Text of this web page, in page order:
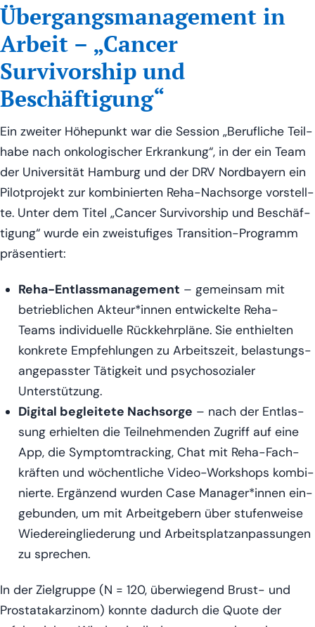
Übergangsmanagement in
Arbeit – „Cancer
Survivorship und
Beschäftigung“
Ein zwei­ter Höhe­punkt war die Ses­si­on „Beruf­li­che Teil­
ha­be nach onko­lo­gi­scher Erkran­kung“, in der ein Team
der Uni­ver­si­tät Ham­burg und der DRV Nord­bay­ern ein
Pilot­pro­jekt zur kom­bi­nier­ten Reha-Nach­sor­ge vor­stell­
te. Unter dem Titel „Can­cer Sur­vi­vor­ship und Beschäf­
ti­gung“ wur­de ein zwei­stu­fi­ges Tran­si­ti­on-Pro­gramm
präsentiert:
Reha-Ent­lass­ma­nage­ment – gemein­sam mit
betrieb­li­chen Akteur*innen ent­wi­ckel­te Reha-
Teams indi­vi­du­el­le Rück­kehr­plä­ne. Sie ent­hiel­ten
kon­kre­te Emp­feh­lun­gen zu Arbeits­zeit, belas­tungs­
an­ge­pass­ter Tätig­keit und psy­cho­so­zia­ler
Unterstützung.
Digi­tal beglei­te­te Nach­sor­ge – nach der Ent­las­
sung erhiel­ten die Teil­neh­men­den Zugriff auf eine
App, die Sym­ptom­track­ing, Chat mit Reha-Fach­
kräf­ten und wöchent­li­che Video-Work­shops kom­bi­
nier­te. Ergän­zend wur­den Case Manager*innen ein­
ge­bun­den, um mit Arbeit­ge­bern über stu­fen­wei­se
Wie­der­ein­glie­de­rung und Arbeits­platz­an­pas­sun­gen
zu sprechen.
In der Ziel­grup­pe (N = 120, über­wie­gend Brust- und
Pro­sta­ta­kar­zi­nom) konn­te dadurch die Quo­te der